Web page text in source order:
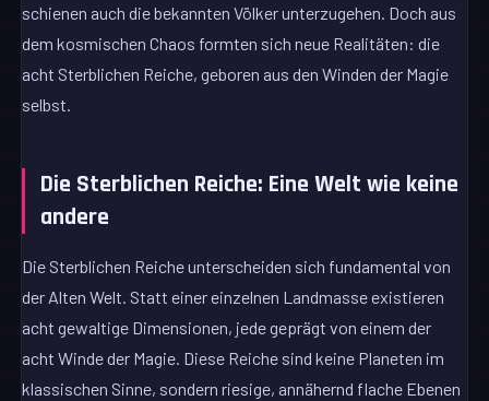
schienen auch die bekannten Völker unterzugehen. Doch aus
dem kosmischen Chaos formten sich neue Realitäten: die
acht Sterblichen Reiche, geboren aus den Winden der Magie
selbst.
Die Sterblichen Reiche: Eine Welt wie keine
andere
Die Sterblichen Reiche unterscheiden sich fundamental von
der Alten Welt. Statt einer einzelnen Landmasse existieren
acht gewaltige Dimensionen, jede geprägt von einem der
acht Winde der Magie. Diese Reiche sind keine Planeten im
klassischen Sinne, sondern riesige, annähernd flache Ebenen